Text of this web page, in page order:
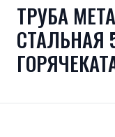
ТРУБА
СТАЛЬНАЯ